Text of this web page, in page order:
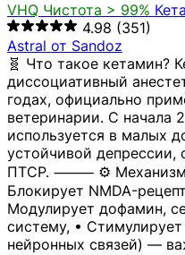
VHQ Чистота > 99%
4.98 (351)
Astral от Sandoz
🧬 Что такое кетамин?
диссоциативный
годах, официально
ветеринарии. С начала
используется в малых
устойчивой депрессии,
ПТСР. ⸻ ⚙️ Механизм
Блокирует NMDA-
Модулирует дофамин,
систему, •
нейронных связей) —